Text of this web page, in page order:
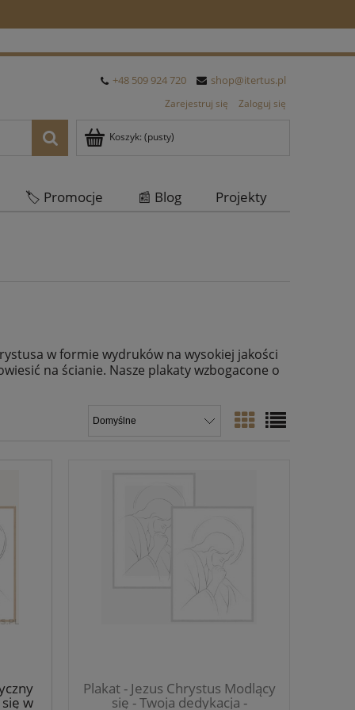
+48 509 924 720 shop@itertus.pl
Zarejestruj się Zaloguj się
Koszyk: (pusty)
🏷️ Promocje 📰 Blog
Projekty
w formie wydruków na wysokiej jakości
na ścianie. Nasze plakaty wzbogacone o
w
Plakat - Jezus Chrystus Modlący
się - Twoja dedykacja -